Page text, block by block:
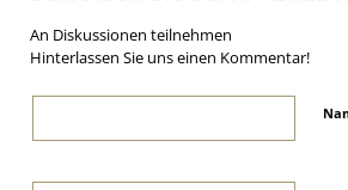
An Diskussionen teilnehmen
Hinterlassen Sie uns einen Kommentar!